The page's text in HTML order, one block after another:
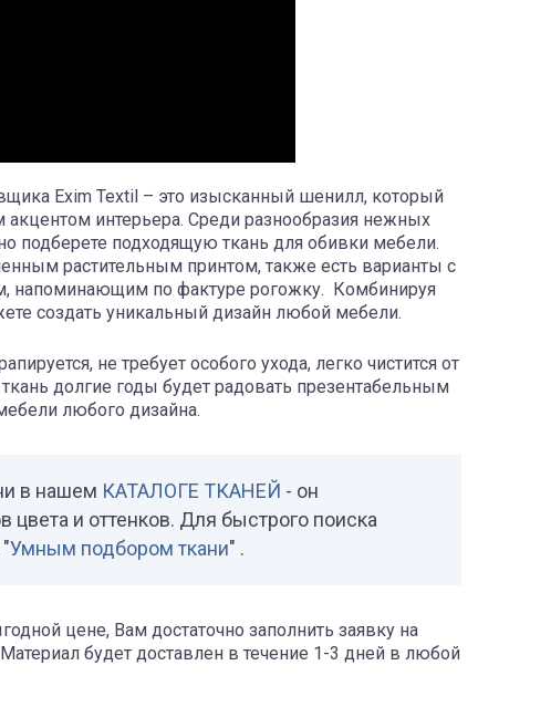
Exim Textil – это изысканный шенилл, который
интерьера. Среди разнообразия нежных
подберете подходящую ткань для обивки мебели.
растительным принтом, также есть варианты с
напоминающим по фактуре рогожку. Комбинируя
создать уникальный дизайн любой мебели.
не требует особого ухода, легко чистится от
долгие годы будет радовать презентабельным
любого дизайна.
в нашем КАТАЛОГЕ ТКАНЕЙ - он
цвета и оттенков. Для быстрого поиска
Умным подбором ткани" .
цене, Вам достаточно заполнить заявку на
будет доставлен в течение 1-3 дней в любой